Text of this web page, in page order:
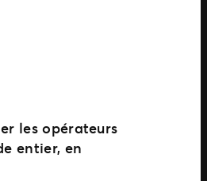
les opérateurs
entier, en